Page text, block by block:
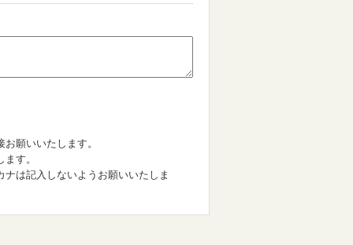
願いいたします。
す。
は記入しないようお願いいたしま